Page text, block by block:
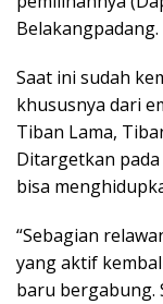
Belakangpadang.
Saat ini sudah
khususnya dari
Tiban Lama,
Ditargetkan
bisa
“Sebagian
yang aktif
baru bergabung.